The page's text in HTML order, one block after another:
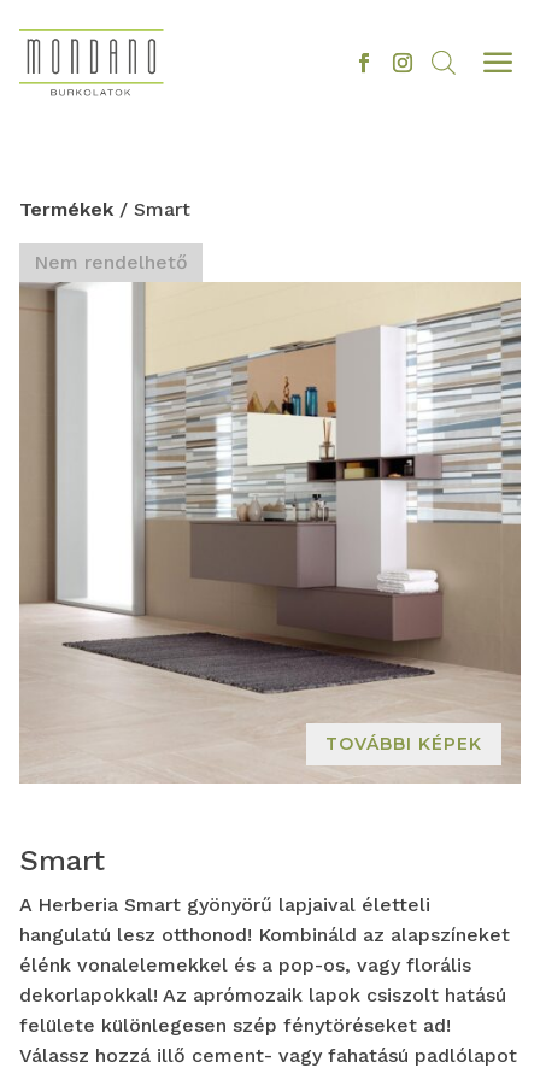
a
Termékek / Smart
Nem rendelhető
TOVÁBBI KÉPEK
Smart
A Herberia Smart gyönyörű lapjaival életteli
hangulatú lesz otthonod! Kombináld az alapszíneket
élénk vonalelemekkel és a pop-os, vagy florális
dekorlapokkal! Az aprómozaik lapok csiszolt hatású
felülete különlegesen szép fénytöréseket ad!
Válassz hozzá illő cement- vagy fahatású padlólapot